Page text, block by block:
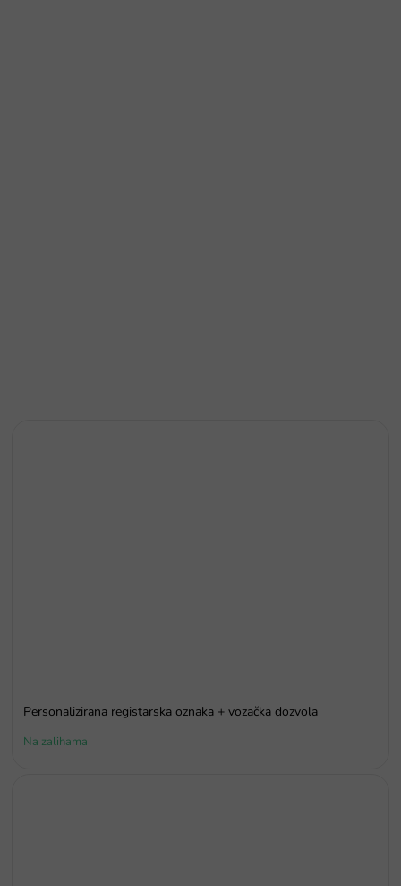
Personalizirana registarska oznaka + vozačka dozvola
Na zalihama